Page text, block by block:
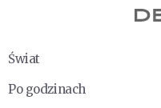
Świat
Po godzinach